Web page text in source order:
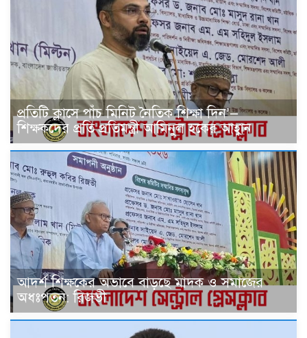
প্রতিটি ক্লাসে পাঁচ মিনিট নৈতিক শিক্ষা দিন’—
শিক্ষকদের প্রতি প্রতিমন্ত্রী আমিনুল হকের আহ্বান
আদর্শ শিক্ষকের অভাবে বাড়ছে মাদক ও সমাজের
অধঃপতন: রিজভী